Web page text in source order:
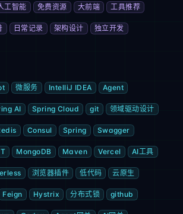
工智能 免费资源 大前端 工具推荐
日常记录 架构设计 独立开发
微服务 IntelliJ IDEA Agent
AI Spring Cloud git 领域驱动设计
Consul Spring Swagger
MongoDB Maven Vercel AI工具
浏览器插件 低代码 云原生
Feign Hystrix 分布式锁 github